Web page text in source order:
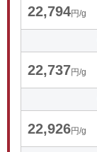
22,794円/g
22,737円/g
22,926円/g